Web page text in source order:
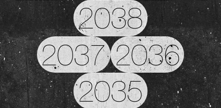
2038
2037 2036
2035